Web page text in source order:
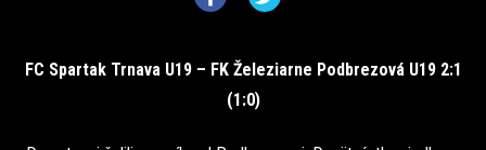
FC Spartak Trnava U19 – FK Železiarne Podbrezová U19 2:1
(1:0)